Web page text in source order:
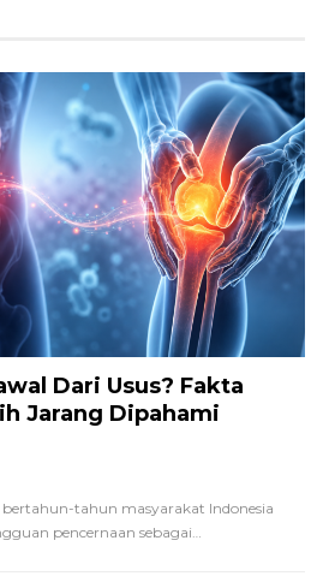
Dari Usus? Fakta
Jarang Dipahami
bertahun-tahun masyarakat Indonesia
pencernaan sebagai